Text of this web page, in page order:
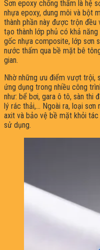
Sơn epoxy chống thấm là hệ
nhựa epoxy, dung môi và bột
thành phần này được trộn đều
tạo thành lớp phủ có khả
gốc nhựa composite, lớp sơn
nước thấm qua bề mặt bê
gian.
Nhờ những ưu điểm vượt trội,
ứng dụng trong nhiều công
như: bể bơi, gara ô tô, sàn thi
lý rác thải,… Ngoài ra, loại sơn
axit và bảo vệ bề mặt khỏi
sử dụng.